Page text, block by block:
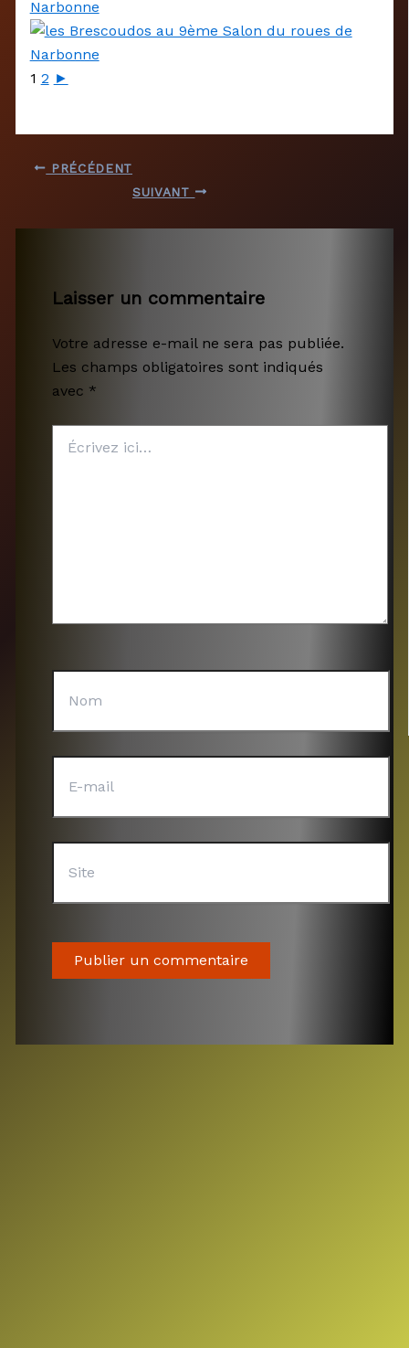
1 2 ►
PRÉCÉDENT
SUIVANT
Laisser un commentaire
Votre adresse e-mail ne sera pas publiée.
Les champs obligatoires sont indiqués
avec *
ici…
mail